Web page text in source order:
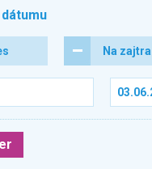
Na zajtra